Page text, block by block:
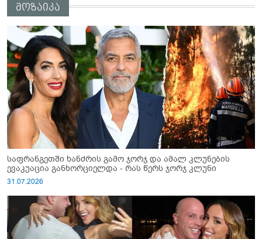
მოზაიკა
საფრანგეთში ხანძრის გამო ჯორჯ და ამალ კლუნების
ევაკუაცია განხორციელდა - რას წერს ჯორჯ კლუნი
31.07.2026